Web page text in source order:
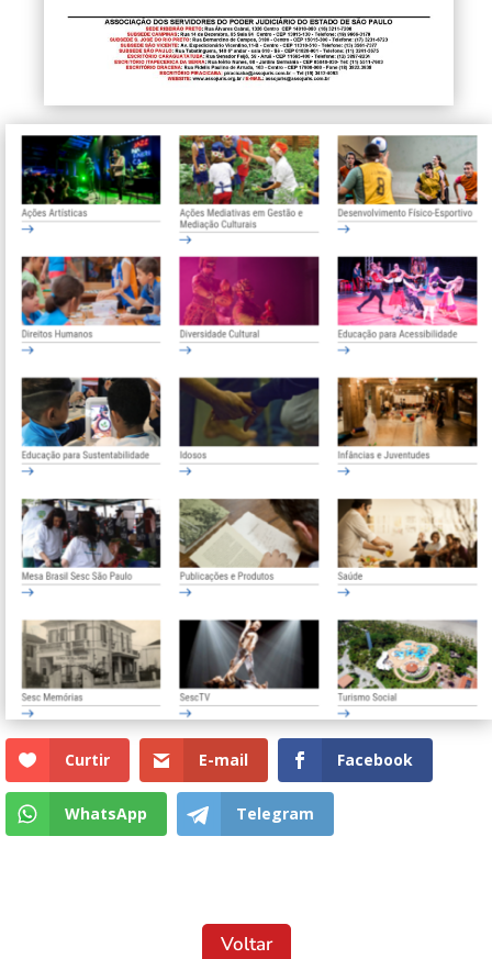
Curtir E-mail Facebook
WhatsApp Telegram
Voltar